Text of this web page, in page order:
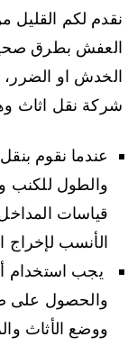
نقدم لكم القليل
العفش بطرق
الخدش او الضرر،
شركة نقل اثاث
عندما نقوم
والطول للكنب
قياسات
الأنسب لإخراج
يجب استخدام
والحصول على
ووضع الأثاث